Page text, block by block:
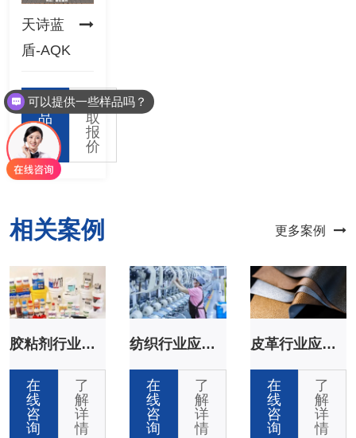
天诗蓝
盾-AQK
产
品
咨
询
获
取
报
价
相关案例 更多案例
胶粘剂行业应用案例
在
线
咨
询
了
解
详
情
纺织行业应用案例
在
线
咨
询
了
解
详
情
皮革行业应用案例
在
线
咨
询
了
解
详
情
可以提供一些样品吗？
产品添加量是多少？